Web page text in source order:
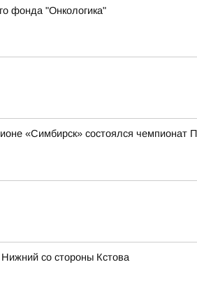
фонда "Онкологика"
«Симбирск» состоялся чемпионат
со стороны Кстова